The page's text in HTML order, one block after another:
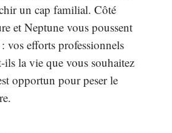
un cap familial. Côté
et Neptune vous poussent
vos efforts professionnels
ils la vie que vous souhaitez
opportun pour peser le